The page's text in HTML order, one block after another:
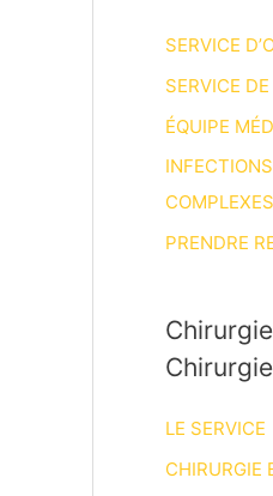
SERVICE
SERVICE
ÉQUIPE
COMPLEXES
PRENDRE
LE SERVICE
CHIRURGIE